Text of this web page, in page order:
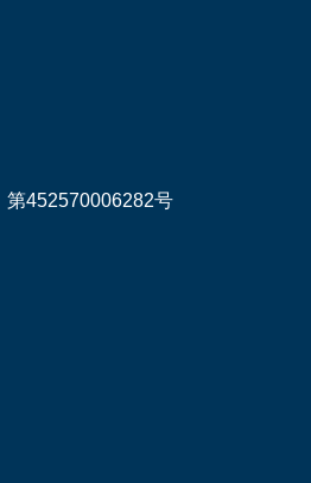
第452570006282号